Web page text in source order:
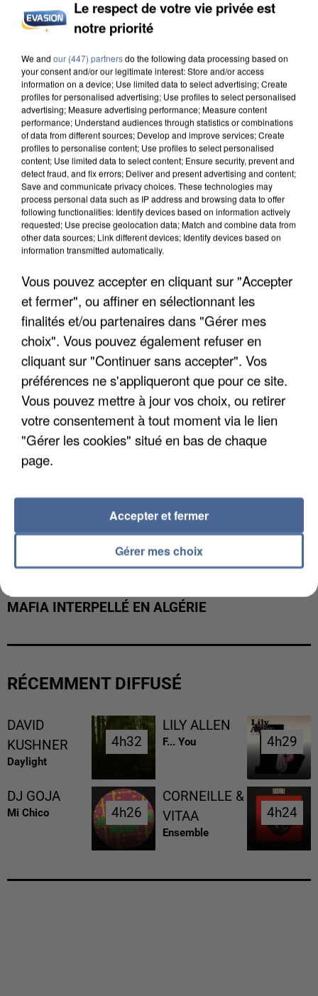
DE SOLIDARITÉ AVEC LES...
APRÈS TOUTES CES CANICULES, LES REFUGES
DE FAUNE SAUVAGE SONT...
L’UN DES FONDATEURS SUPPOSÉS DE LA DZ
MAFIA INTERPELLÉ EN ALGÉRIE
RÉCEMMENT DIFFUSÉ
DAVID
KUSHNER
Daylight
4h32
4h32
LILY ALLEN
F... You 4h29
4h29
DJ GOJA
Mi Chico 4h26
4h26
CORNEILLE &
VITAA
Ensemble
4h24
4h24
Le respect de votre vie privée est
notre priorité
We and our (447) partnersdo the following data processing based on
your consent and/or our legitimate interest: Store and/or access
information on a device; Use limited data to select advertising; Create
profiles for personalised advertising; Use profiles to select personalised
advertising; Measure advertising performance; Measure content
performance; Understand audiences through statistics or combinations
of data from different sources; Develop and improve services; Create
profiles to personalise content; Use profiles to select personalised
content; Use limited data to select content; Ensure security, prevent and
detect fraud, and fix errors; Deliver and present advertising and content;
Save and communicate privacy choices. These technologies may
process personal data such as IP address and browsing data to offer
following functionalities: Identify devices based on information actively
requested; Use precise geolocation data; Match and combine data from
other data sources; Link different devices; Identify devices based on
information transmitted automatically.
Vous pouvez accepter en cliquant sur "Accepter
et fermer", ou affiner en sélectionnant les
finalités et/ou partenaires dans "Gérer mes
choix". Vous pouvez également refuser en
cliquant sur "Continuer sans accepter". Vos
préférences ne s'appliqueront que pour ce site.
Vous pouvez mettre à jour vos choix, ou retirer
votre consentement à tout moment via le lien
"Gérer les cookies" situé en bas de chaque
page.
Gérer mes choix
Accepter et fermer